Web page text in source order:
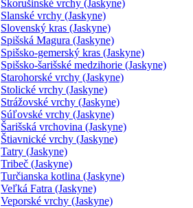
Skorušinské vrchy (Jaskyne)
Slanské vrchy (Jaskyne)
Slovenský kras (Jaskyne)
Spišská Magura (Jaskyne)
Spišsko-gemerský kras (Jaskyne)
Spišsko-šarišské medzihorie (Jaskyne)
Starohorské vrchy (Jaskyne)
Stolické vrchy (Jaskyne)
Strážovské vrchy (Jaskyne)
Súľovské vrchy (Jaskyne)
Šarišská vrchovina (Jaskyne)
Štiavnické vrchy (Jaskyne)
Tatry (Jaskyne)
Tribeč (Jaskyne)
Turčianska kotlina (Jaskyne)
Veľká Fatra (Jaskyne)
Veporské vrchy (Jaskyne)